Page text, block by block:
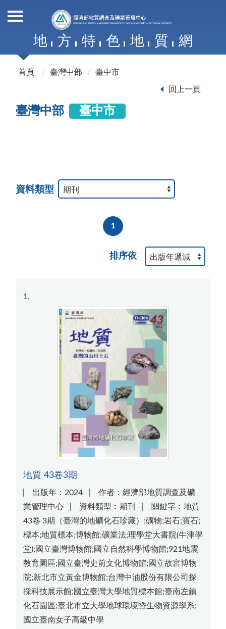
地 方 特 色 地 質 網
首頁 臺灣中部 臺中市
回上一頁
臺灣中部 臺中市
資料類型
1
排序依
1
地質 43卷3期
出版年：2024
作者：經濟部地質調查及礦
業管理中心
資料類型︰期刊
關鍵字︰地質
43卷 3期（臺灣的地礦化石珍藏）;礦物;岩石;寶石;
標本;地質標本;博物館;礦業法;理學堂大書院(牛津學
堂);國立臺灣博物館;國立自然科學博物館;921地震
教育園區;國立臺灣史前文化博物館;國立故宮博物
院;新北市立黃金博物館;台灣中油股份有限公司探
採科技展示館;國立臺灣大學地質標本館;臺南左鎮
化石園區;臺北市立大學地球環境暨生物資源學系;
國立臺南女子高級中學